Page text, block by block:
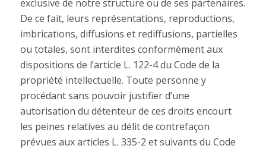
exclusive de notre structure ou de ses partenaires.
De ce fait, leurs représentations, reproductions,
imbrications, diffusions et rediffusions, partielles
ou totales, sont interdites conformément aux
dispositions de l’article L. 122-4 du Code de la
propriété intellectuelle. Toute personne y
procédant sans pouvoir justifier d’une
autorisation du détenteur de ces droits encourt
les peines relatives au délit de contrefaçon
prévues aux articles L. 335-2 et suivants du Code